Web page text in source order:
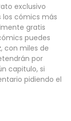
exclusivo
los cómics más
gratis
puedes
, con miles de
por
capitulo, si
pidiendo el